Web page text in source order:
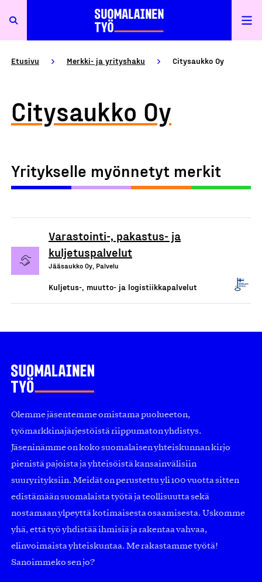
Etusivu Merkki- ja yrityshaku Citysaukko Oy
Citysaukko Oy
Yritykselle myönnetyt merkit
Varastointi-, pakastus- ja
kuljetuspalvelut
Jääsaukko Oy, Palvelu
Kuljetus-, muutto- ja logistiikkapalvelut
Olemme jäsentemme omistama puolueeton,
työmarkkinajärjestöistä riippumaton yhdistys.
Jäseninämme on koko suomalaisen yhteiskunnan kirjo
pienistä pajoista ja yhteisöistä kansainvälisiin
suuryrityksiin. Meidät on perustettu yli 100 vuotta sitten
edistämään suomalaista työtä ja teollisuutta sekä
nostamaan ylpeyttä kotimaisesta osaamisesta. Uskomme
yhä, että työ yhdistää ihmisiä ja rakentaa vahvaa,
elinvoimaista yhteiskuntaa. Me rakastamme työtä!
Sanoimmeko sen jo?